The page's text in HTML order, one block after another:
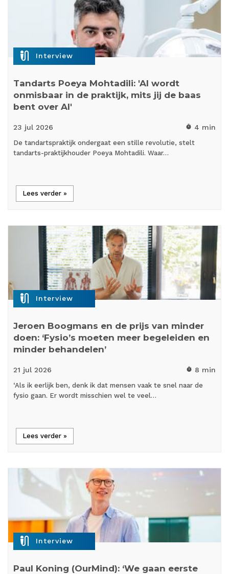
mic_external_on Interview
Tandarts Poeya Mohtadili: 'AI wordt
onmisbaar in de praktijk, mits jij de baas
bent over AI'
23 jul 2026 timer 4 min
De tandartspraktijk ondergaat een stille revolutie, stelt
tandarts-praktijkhouder Poeya Mohtadili. Waar…
Lees verder »
mic_external_on Interview
Jeroen Boogmans en de prijs van minder
doen: ‘Fysio’s moeten meer begeleiden en
minder behandelen’
21 jul 2026 timer 8 min
‘Als ik eerlijk ben, denk ik dat mensen vaak te snel naar de
fysio gaan. Er wordt misschien wel te veel…
Lees verder »
mic_external_on Interview
Paul Koning (OurMind): ‘We gaan eerste